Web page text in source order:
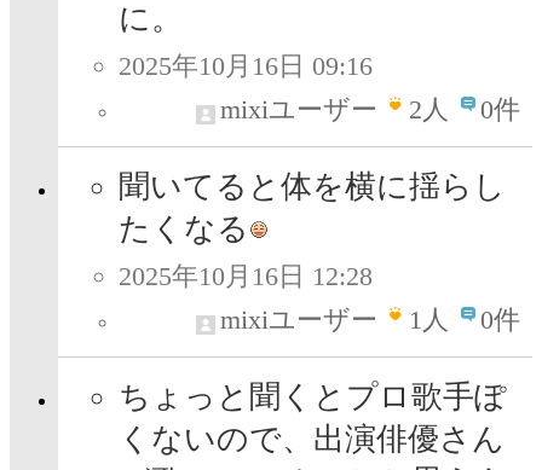
に。
2025年10月16日 09:16
mixiユーザー
2人 0件
聞いてると体を横に揺らし
たくなる
2025年10月16日 12:28
mixiユーザー
1人 0件
ちょっと聞くとプロ歌手ぽ
くないので、出演俳優さん